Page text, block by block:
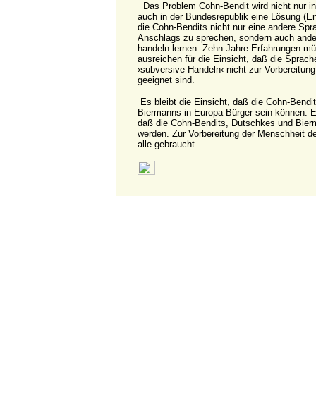
Das Problem Cohn-Bendit wird nicht nur
auch in der Bundesrepublik eine Lösung
die Cohn-Bendits nicht nur eine andere
Anschlags zu sprechen, sondern auch
handeln lernen. Zehn Jahre Erfahrungen
ausreichen für die Einsicht, daß die
›subversive Handeln‹ nicht zur
geeignet sind.
Es bleibt die Einsicht, daß die Cohn-
Biermanns in Europa Bürger sein können.
daß die Cohn-Bendits, Dutschkes und
werden. Zur Vorbereitung der Menschheit
alle gebraucht.